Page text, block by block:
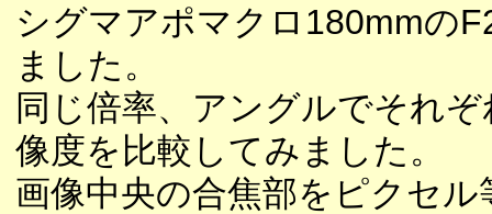
シグマアポマクロ180mmの
ました。
同じ倍率、アングルでそれ
像度を比較してみました。
画像中央の合焦部をピクセ